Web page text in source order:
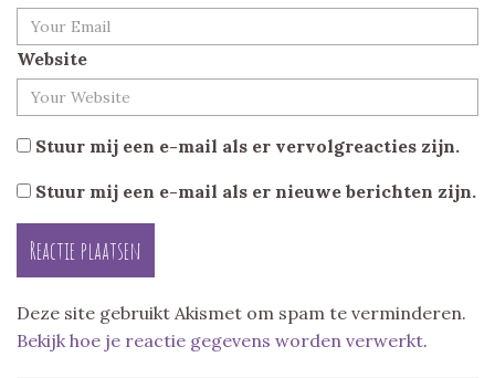
Website
Stuur mij een e-mail als er vervolgreacties zijn.
Stuur mij een e-mail als er nieuwe berichten zijn.
Deze site gebruikt Akismet om spam te verminderen.
Bekijk hoe je reactie gegevens worden verwerkt.